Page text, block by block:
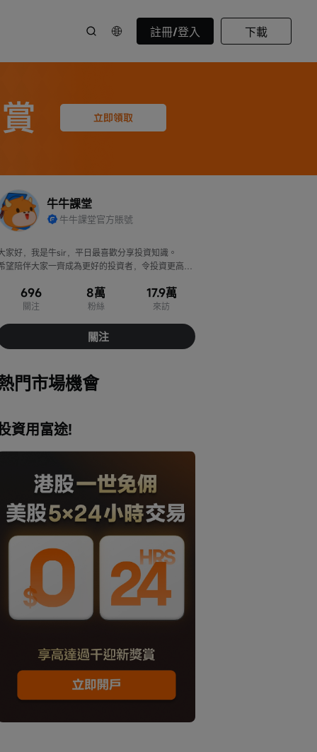
註冊/登入 下載
牛牛課堂
牛牛課堂官方賬號
家好，我是牛sir，平日最喜歡分享投資知識。
望陪伴大家一齊成為更好的投資者，令投資更高
696
關注
8萬
粉絲
17.9萬
來訪
關注
門市場機會
資用富途!